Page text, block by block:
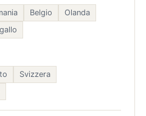
Belgio
Olanda
Svizzera